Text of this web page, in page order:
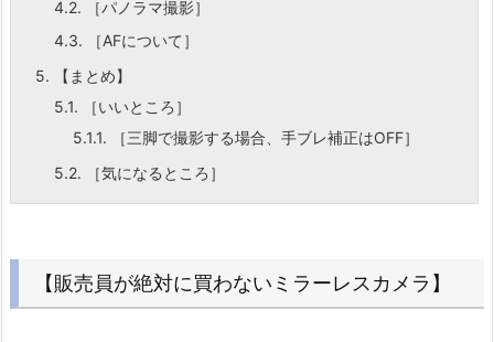
4.2. ［パノラマ撮影］
4.3. ［AFについて］
5. 【まとめ】
5.1. ［いいところ］
5.1.1. ［三脚で撮影する場合、手ブレ補正はOFF］
5.2. ［気になるところ］
【販売員が絶対に買わないミラーレスカメラ】